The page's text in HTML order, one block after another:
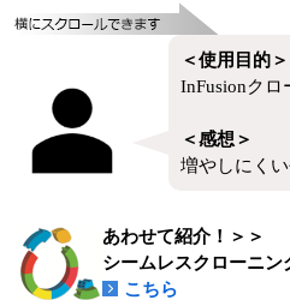
＜使用目的＞
InFusionクロ
＜感想＞
増やしにく
あわせて紹介！＞＞
シームレスクローニ
こちら